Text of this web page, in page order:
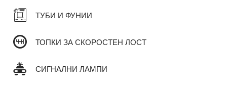
ТУБИ И ФУНИИ
ТОПКИ ЗА СКОРОСТЕН ЛОСТ
СИГНАЛНИ ЛАМПИ